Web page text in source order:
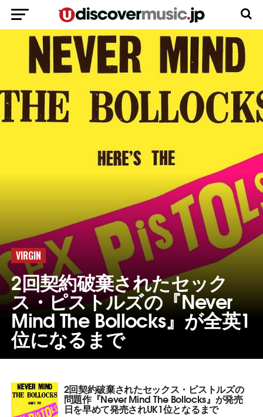
VIRGIN
2回契約破棄されたセック
ス・ピストルズの『Never
Mind The Bollocks』が全英1
位になるまで
2回契約破棄されたセックス・ピストルズの
問題作『Never Mind The Bollocks』が発売
日を早めて発売されUK1位となるまで